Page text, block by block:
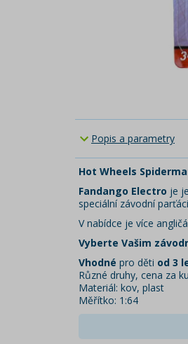
Popis a parametry
Hot Wheels
Fandango Electro je
speciální závodní
V nabídce je více
Vyberte Vašim
Vhodné pro děti od 3
Různé druhy, cena za
Materiál: kov, plast
Měřítko: 1:64